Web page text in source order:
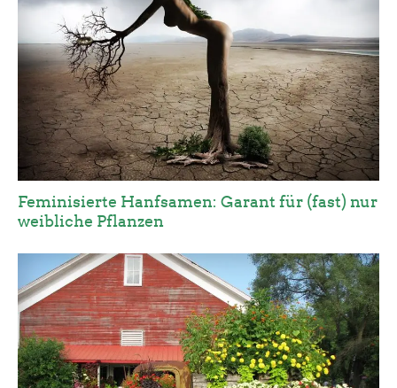
Feminisierte Hanfsamen: Garant für (fast) nur
weibliche Pflanzen